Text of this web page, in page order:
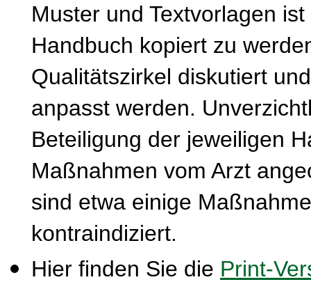
Muster und Textvorlagen
Handbuch kopiert zu
Qualitätszirkel diskutiert
anpasst werden.
Beteiligung der jeweiligen
Maßnahmen vom Arzt
sind etwa einige
kontraindiziert.
Hier finden Sie die Print-